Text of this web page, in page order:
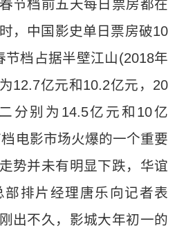
节档前五天每日票房都在
，中国影史单日票房破10
节档占据半壁江山(2018年
12.7亿元和10.2亿元，20
分别为14.5亿元和10亿
电影市场火爆的一个重要
势并未有明显下跌，华谊
部排片经理唐乐向记者表
出不久，影城大年初一的